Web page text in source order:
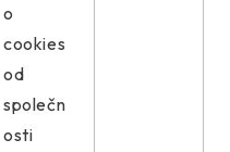
o
cookies
od
společn
osti